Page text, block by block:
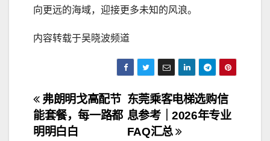
向更远的海域，迎接更多未知的风浪。
内容转载于吴晓波频道
文
章
东莞乘客电梯选购信
息参考｜2026年专业
FAQ汇总
弗朗明戈高配节
能套餐，每一路都
明明白白